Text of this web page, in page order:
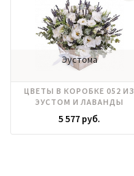
Эустома
ЦВЕТЫ В КОРОБКЕ 052 ИЗ
ЭУСТОМ И ЛАВАНДЫ
5 577 руб.